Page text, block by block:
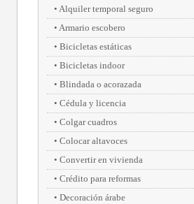
Alquiler temporal seguro
Armario escobero
Bicicletas estáticas
Bicicletas indoor
Blindada o acorazada
Cédula y licencia
Colgar cuadros
Colocar altavoces
Convertir en vivienda
Crédito para reformas
Decoración árabe